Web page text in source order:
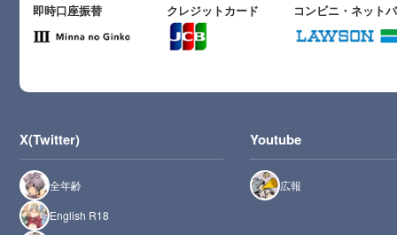
即時口座振替 クレジットカード コンビニ・ネット
X(Twitter)
全年齢
English R18
Youtube
広報